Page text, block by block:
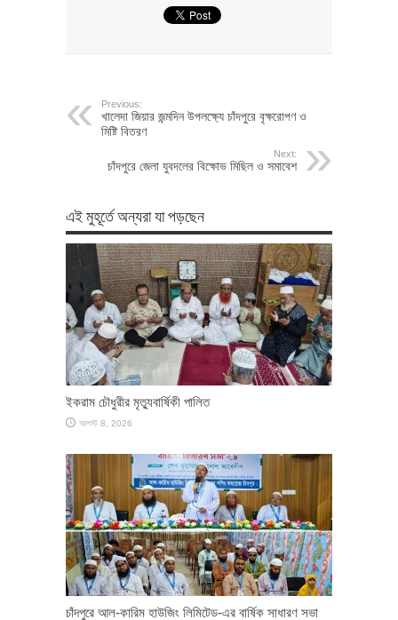
Previous:
খালেদা জিয়ার জন্মদিন উপলক্ষ্যে চাঁদপুরে বৃক্ষরোপণ ও
মিষ্টি বিতরণ
Next:
চাঁদপুরে জেলা যুবদলের বিক্ষোভ মিছিল ও সমাবেশ
এই মুহূর্তে অন্যরা যা পড়ছেন
ইকরাম চৌধুরীর মৃত্যুবার্ষিকী পালিত
আগস্ট 8, 2026
চাঁদপুরে আল-কারিম হাউজিং লিমিটেড-এর বার্ষিক সাধারণ সভা